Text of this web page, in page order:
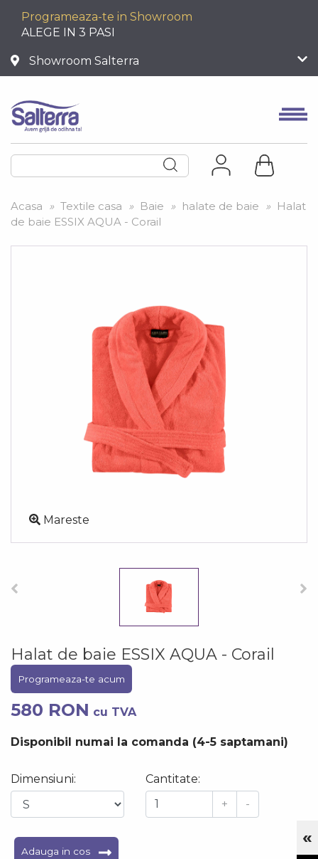
Programeaza-te in Showroom
ALEGE IN 3 PASI
Showroom Salterra
Acasa » Textile casa » Baie » halate de baie » Halat
de baie ESSIX AQUA - Corail
Mareste
Halat de baie ESSIX AQUA - Corail
Programeaza-te acum
580 RON cu TVA
Disponibil numai la comanda (4-5 saptamani)
Dimensiuni:
Cantitate:
+
-
Adauga in cos
«